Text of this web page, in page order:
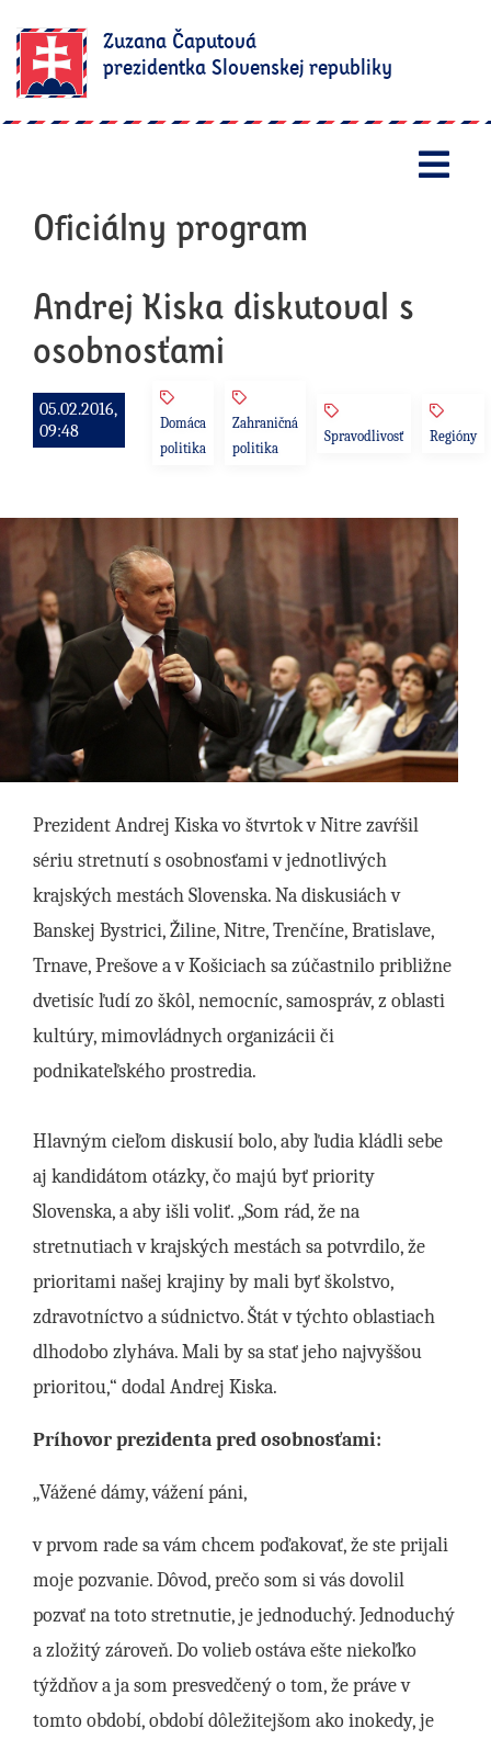
Zuzana Čaputová
prezidentka Slovenskej republiky
Oficiálny program
Andrej Kiska diskutoval s
osobnosťami
05.02.2016,
09:48
Domáca
politika
Zahraničná
politika
Spravodlivosť Regióny
Prezident Andrej Kiska vo štvrtok v Nitre zavŕšil
sériu stretnutí s osobnosťami v jednotlivých
krajských mestách Slovenska. Na diskusiách v
Banskej Bystrici, Žiline, Nitre, Trenčíne, Bratislave,
Trnave, Prešove a v Košiciach sa zúčastnilo približne
dvetisíc ľudí zo škôl, nemocníc, samospráv, z oblasti
kultúry, mimovládnych organizácii či
podnikateľského prostredia.
Hlavným cieľom diskusií bolo, aby ľudia kládli sebe
aj kandidátom otázky, čo majú byť priority
Slovenska, a aby išli voliť. „Som rád, že na
stretnutiach v krajských mestách sa potvrdilo, že
prioritami našej krajiny by mali byť školstvo,
zdravotníctvo a súdnictvo. Štát v týchto oblastiach
dlhodobo zlyháva. Mali by sa stať jeho najvyššou
prioritou,“ dodal Andrej Kiska.
Príhovor prezidenta pred osobnosťami:
„Vážené dámy, vážení páni,
v prvom rade sa vám chcem poďakovať, že ste prijali
moje pozvanie. Dôvod, prečo som si vás dovolil
pozvať na toto stretnutie, je jednoduchý. Jednoduchý
a zložitý zároveň. Do volieb ostáva ešte niekoľko
týždňov a ja som presvedčený o tom, že práve v
tomto období, období dôležitejšom ako inokedy, je